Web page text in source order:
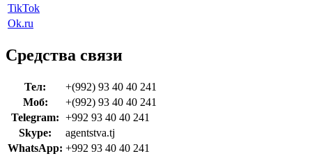
TikTok
Ok.ru
Средства связи
Тел:
+(992) 93 40 40 241
Моб:
+(992) 93 40 40 241
Telegram: +992 93 40 40 241
Skype:
agentstva.tj
WhatsApp: +992 93 40 40 241